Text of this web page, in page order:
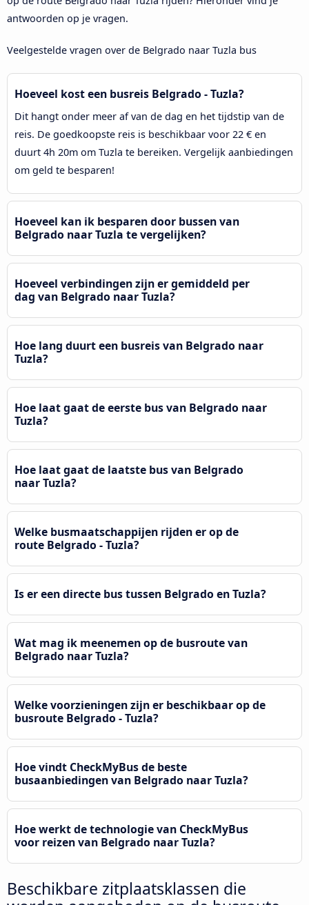
antwoorden op je vragen.
Veelgestelde vragen over de Belgrado naar Tuzla bus
Hoeveel kost een busreis Belgrado - Tuzla?
Dit hangt onder meer af van de dag en het tijdstip van de
reis. De goedkoopste reis is beschikbaar voor 22 € en
duurt 4h 20m om Tuzla te bereiken. Vergelijk aanbiedingen
om geld te besparen!
Hoeveel kan ik besparen door bussen van
Belgrado naar Tuzla te vergelijken?
Hoeveel verbindingen zijn er gemiddeld per
dag van Belgrado naar Tuzla?
Hoe lang duurt een busreis van Belgrado naar
Tuzla?
Hoe laat gaat de eerste bus van Belgrado naar
Tuzla?
Hoe laat gaat de laatste bus van Belgrado
naar Tuzla?
Welke busmaatschappijen rijden er op de
route Belgrado - Tuzla?
Is er een directe bus tussen Belgrado en Tuzla?
Wat mag ik meenemen op de busroute van
Belgrado naar Tuzla?
Welke voorzieningen zijn er beschikbaar op de
busroute Belgrado - Tuzla?
Hoe vindt CheckMyBus de beste
busaanbiedingen van Belgrado naar Tuzla?
Hoe werkt de technologie van CheckMyBus
voor reizen van Belgrado naar Tuzla?
Beschikbare zitplaatsklassen die